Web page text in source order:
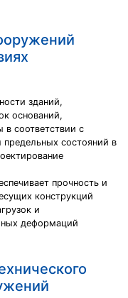
зданий,
оснований,
в соответствии с
состояний в
прочность и
конструкций
и
деформаций